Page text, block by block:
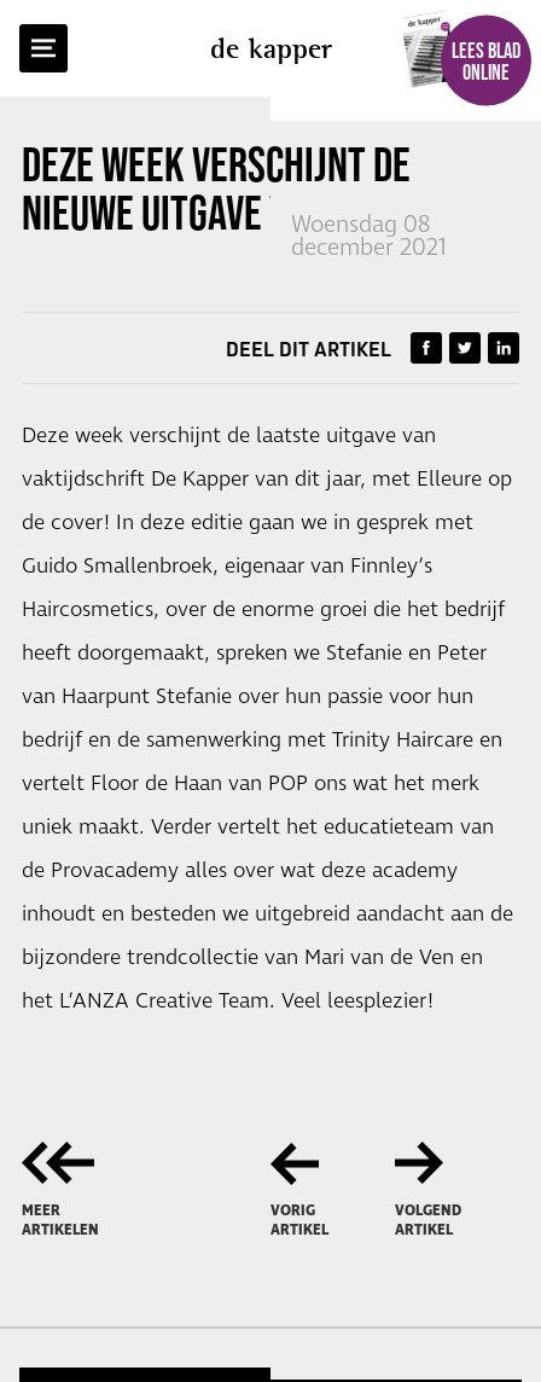
de kapper
LEES BLAD
ONLINE
DEZE WEEK VERSCHIJNT DE
NIEUWE UITGAVE VANDE KAPPER
Woensdag 08
december 2021
TERUG NAAR OVERZICHT
DEEL DIT ARTIKEL
Deze week verschijnt de laatste uitgave van
vaktijdschrift De Kapper van dit jaar, met Elleure op
de cover! In deze editie gaan we in gesprek met
Guido Smallenbroek, eigenaar van Finnley’s
Haircosmetics, over de enorme groei die het bedrijf
heeft doorgemaakt, spreken we Stefanie en Peter
van Haarpunt Stefanie over hun passie voor hun
bedrijf en de samenwerking met Trinity Haircare en
vertelt Floor de Haan van POP ons wat het merk
uniek maakt. Verder vertelt het educatieteam van
de Provacademy alles over wat deze academy
inhoudt en besteden we uitgebreid aandacht aan de
bijzondere trendcollectie van Mari van de Ven en
het L’ANZA Creative Team. Veel leesplezier!
MEER
ARTIKELEN
VORIG
ARTIKEL
VOLGEND
ARTIKEL